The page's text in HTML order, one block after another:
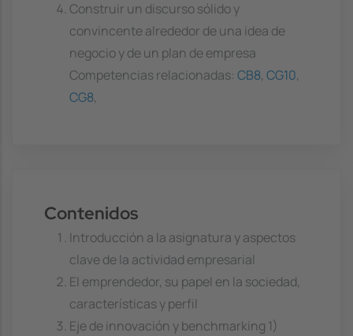
Construir un discurso sólido y
convincente alrededor de una idea de
negocio y de un plan de empresa
Competencias relacionadas: CB8, CG10,
CG8,
Contenidos
Introducción a la asignatura y aspectos
clave de la actividad empresarial
El emprendedor, su papel en la sociedad,
características y perfil
Eje de innovación y benchmarking 1)